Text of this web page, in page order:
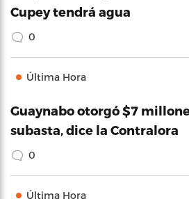
Cupey tendrá agua
0
Última Hora
Guaynabo otorgó $7
subasta, dice la Contralora
0
Última Hora